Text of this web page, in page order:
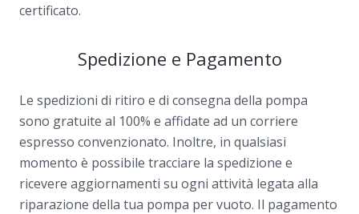
certificato.
Spedizione e Pagamento
Le spedizioni di ritiro e di consegna della pompa
sono gratuite al 100% e affidate ad un corriere
espresso convenzionato. Inoltre, in qualsiasi
momento è possibile tracciare la spedizione e
ricevere aggiornamenti su ogni attività legata alla
riparazione della tua pompa per vuoto. Il pagamento